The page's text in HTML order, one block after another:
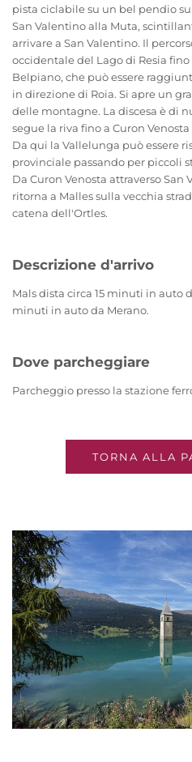
pista ciclabile su un bel pendio
San Valentino alla Muta,
arrivare a San Valentino. Il
occidentale del Lago di Resia
Belpiano, che può essere
in direzione di Roia. Si apre un
delle montagne. La discesa è di
segue la riva fino a Curon
Da qui la Vallelunga può essere
provinciale passando per piccoli
Da Curon Venosta attraverso San
ritorna a Malles sulla vecchia
catena dell'Ortles.
Descrizione d'arrivo
Mals dista circa 15 minuti in auto
minuti in auto da Merano.
Dove parcheggiare
Parcheggio presso la stazione
TORNA ALLA